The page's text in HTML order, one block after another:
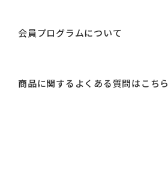
会員プログラムについて
商品に関するよくある質問はこちら